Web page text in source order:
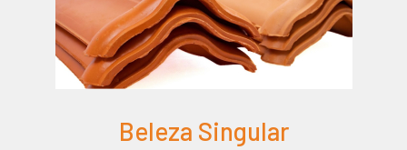
Beleza Singular